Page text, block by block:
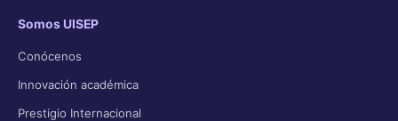
Somos UISEP
Conócenos
Innovación académica
Prestigio Internacional